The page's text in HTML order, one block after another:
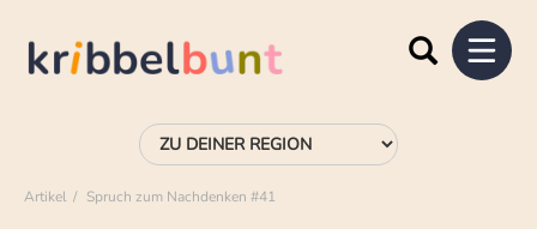
Artikel Spruch zum Nachdenken #41